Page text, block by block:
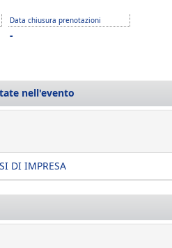
Data chiusura prenotazioni
-
nell'evento
DI IMPRESA